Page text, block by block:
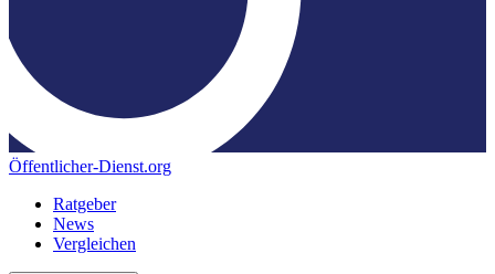
Öffentlicher-Dienst.org
Ratgeber
News
Vergleichen